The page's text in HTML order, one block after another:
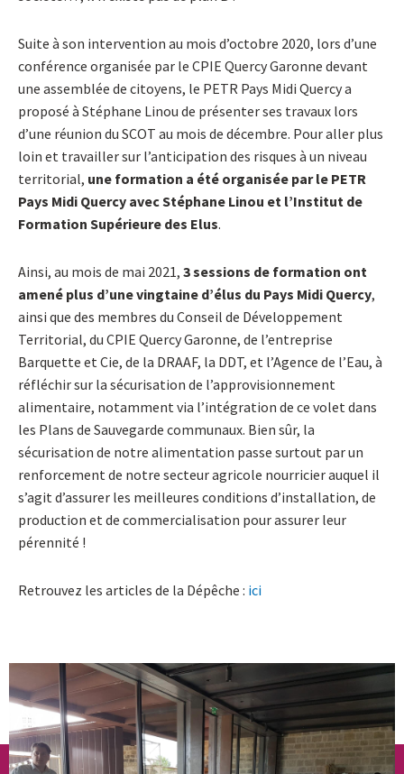
Suite à son intervention au mois d’octobre 2020, lors d’une
conférence organisée par le CPIE Quercy Garonne devant
une assemblée de citoyens, le PETR Pays Midi Quercy a
proposé à Stéphane Linou de présenter ses travaux lors
d’une réunion du SCOT au mois de décembre. Pour aller plus
loin et travailler sur l’anticipation des risques à un niveau
territorial, une formation a été organisée par le PETR
Pays Midi Quercy avec Stéphane Linou et l’Institut de
Formation Supérieure des Elus.
Ainsi, au mois de mai 2021, 3 sessions de formation ont
amené plus d’une vingtaine d’élus du Pays Midi Quercy,
ainsi que des membres du Conseil de Développement
Territorial, du CPIE Quercy Garonne, de l’entreprise
Barquette et Cie, de la DRAAF, la DDT, et l’Agence de l’Eau, à
réfléchir sur la sécurisation de l’approvisionnement
alimentaire, notamment via l’intégration de ce volet dans
les Plans de Sauvegarde communaux. Bien sûr, la
sécurisation de notre alimentation passe surtout par un
renforcement de notre secteur agricole nourricier auquel il
s’agit d’assurer les meilleures conditions d’installation, de
production et de commercialisation pour assurer leur
pérennité !
Retrouvez les articles de la Dépêche : ici